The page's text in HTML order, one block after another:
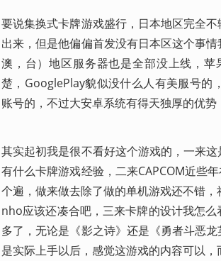
要说集换式卡牌游戏盛行，日本地区完全
出来，但是他偏偏首发没有日本区这个事
澳，台）地区服务器也是全部没上线，
楚，GooglePlay貌似没什么人有美服号的
账号的，不过大安卓系统有得天独厚的优势
其实起初我是很不看好这个游戏的，一来
有什么卡牌游戏经验，二来CAPCOM近些
个遍，做来做去除了做的单机游戏还不错
nho应该还凑合吧，三来卡牌的设计我怎
多了，无论是《影之诗》还是《勇者斗恶
是实际上手以后，感觉这游戏的内容可以，